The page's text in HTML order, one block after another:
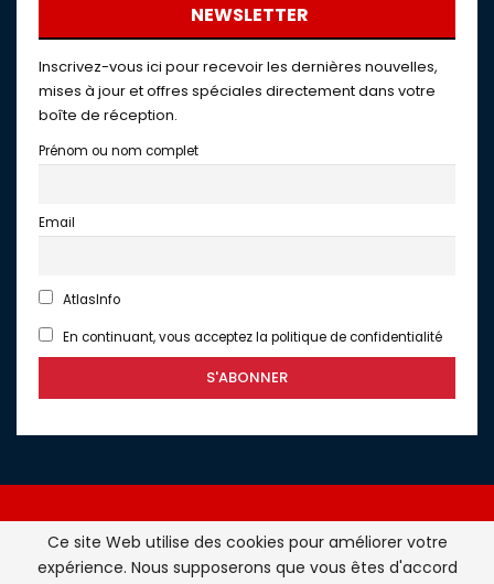
NEWSLETTER
Inscrivez-vous ici pour recevoir les dernières nouvelles,
mises à jour et offres spéciales directement dans votre
boîte de réception.
Prénom ou nom complet
Email
AtlasInfo
En continuant, vous acceptez la politique de confidentialité
Atlasinfo.fr : l'essentiel de l'actualité de la France et du
Ce site Web utilise des cookies pour améliorer votre
expérience. Nous supposerons que vous êtes d'accord